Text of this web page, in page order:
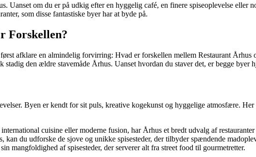
Uanset om du er på udkig efter en hyggelig café, en finere spiseoplevelse eller
som disse fantastiske byer har at byde på.
Forskellen?
afklare en almindelig forvirring: Hvad er forskellen mellem Restaurant Århus
den ældre stavemåde Århus. Uanset hvordan du staver det, er begge byer
Byen er kendt for sit puls, kreative kogekunst og hyggelige atmosfære. Her
cuisine eller moderne fusion, har Århus et bredt udvalg af
kan du udforske de sjove og unikke spisesteder, der tilbyder spændende
mangfoldighed af spisesteder, der serverer alt fra street food til gourmetretter.